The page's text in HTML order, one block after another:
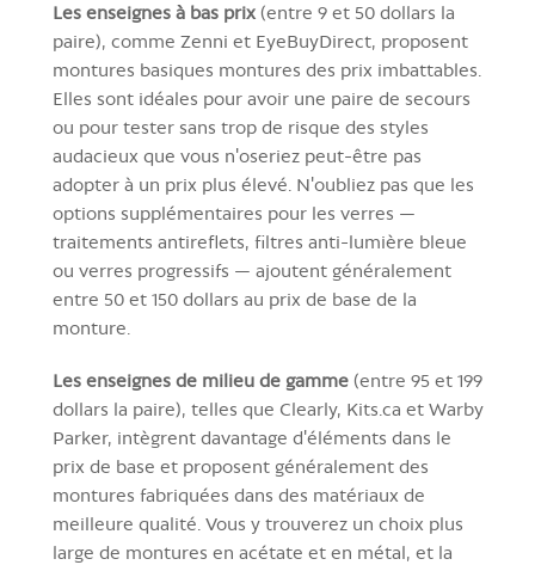
Les enseignes à bas prix (entre 9 et 50 dollars la
paire), comme Zenni et EyeBuyDirect, proposent
montures basiques montures des prix imbattables.
Elles sont idéales pour avoir une paire de secours
ou pour tester sans trop de risque des styles
audacieux que vous n'oseriez peut-être pas
adopter à un prix plus élevé. N'oubliez pas que les
options supplémentaires pour les verres —
traitements antireflets, filtres anti-lumière bleue
ou verres progressifs — ajoutent généralement
entre 50 et 150 dollars au prix de base de la
monture.
Les enseignes de milieu de gamme (entre 95 et 199
dollars la paire), telles que Clearly, Kits.ca et Warby
Parker, intègrent davantage d'éléments dans le
prix de base et proposent généralement des
montures fabriquées dans des matériaux de
meilleure qualité. Vous y trouverez un choix plus
large de montures en acétate et en métal, et la